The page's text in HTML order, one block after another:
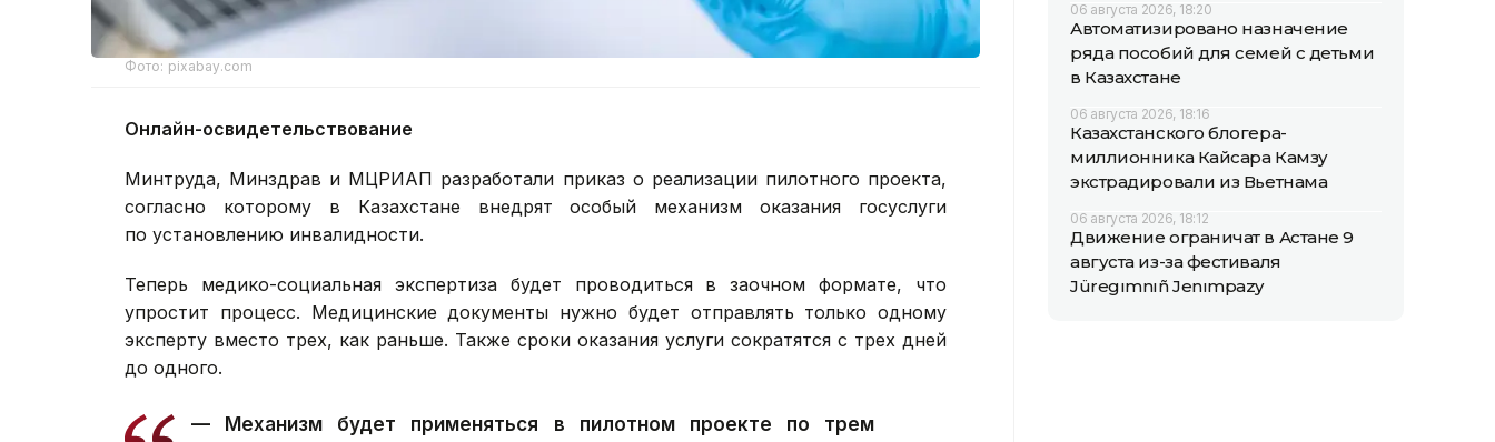
Фото: pixabay.com
Онлайн-освидетельствование
Минтруда, Минздрав и МЦРИАП разработали приказ о реализации пилотного проекта,
согласно которому в Казахстане внедрят особый механизм оказания госуслуги
по установлению инвалидности.
Теперь медико-социальная экспертиза будет проводиться в заочном формате, что
упростит процесс. Медицинские документы нужно будет отправлять только одному
эксперту вместо трех, как раньше. Также сроки оказания услуги сократятся с трех дней
до одного.
— Механизм будет применяться в пилотном проекте по трем
06 августа 2026, 18:20
Автоматизировано назначение
ряда пособий для семей с детьми
в Казахстане
06 августа 2026, 18:16
Казахстанского блогера-
миллионника Кайсара Камзу
экстрадировали из Вьетнама
06 августа 2026, 18:12
Движение ограничат в Астане 9
августа из-за фестиваля
Jüregımnıñ Jenımpazy